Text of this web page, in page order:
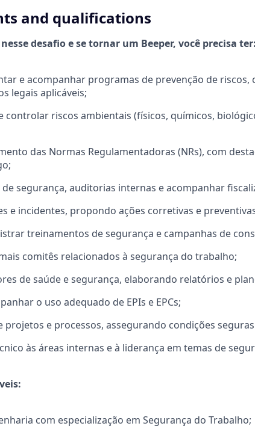
and qualifications
desafio e se tornar um Beeper, você precisa ter:
e acompanhar programas de prevenção de riscos,
legais aplicáveis;
controlar riscos ambientais (físicos, químicos,
das Normas Regulamentadoras (NRs), com
de segurança, auditorias internas e acompanhar
e incidentes, propondo ações corretivas e
treinamentos de segurança e campanhas de
comitês relacionados à segurança do trabalho;
de saúde e segurança, elaborando relatórios e
o uso adequado de EPIs e EPCs;
projetos e processos, assegurando condições
às áreas internas e à liderança em temas de
com especialização em Segurança do Trabalho;